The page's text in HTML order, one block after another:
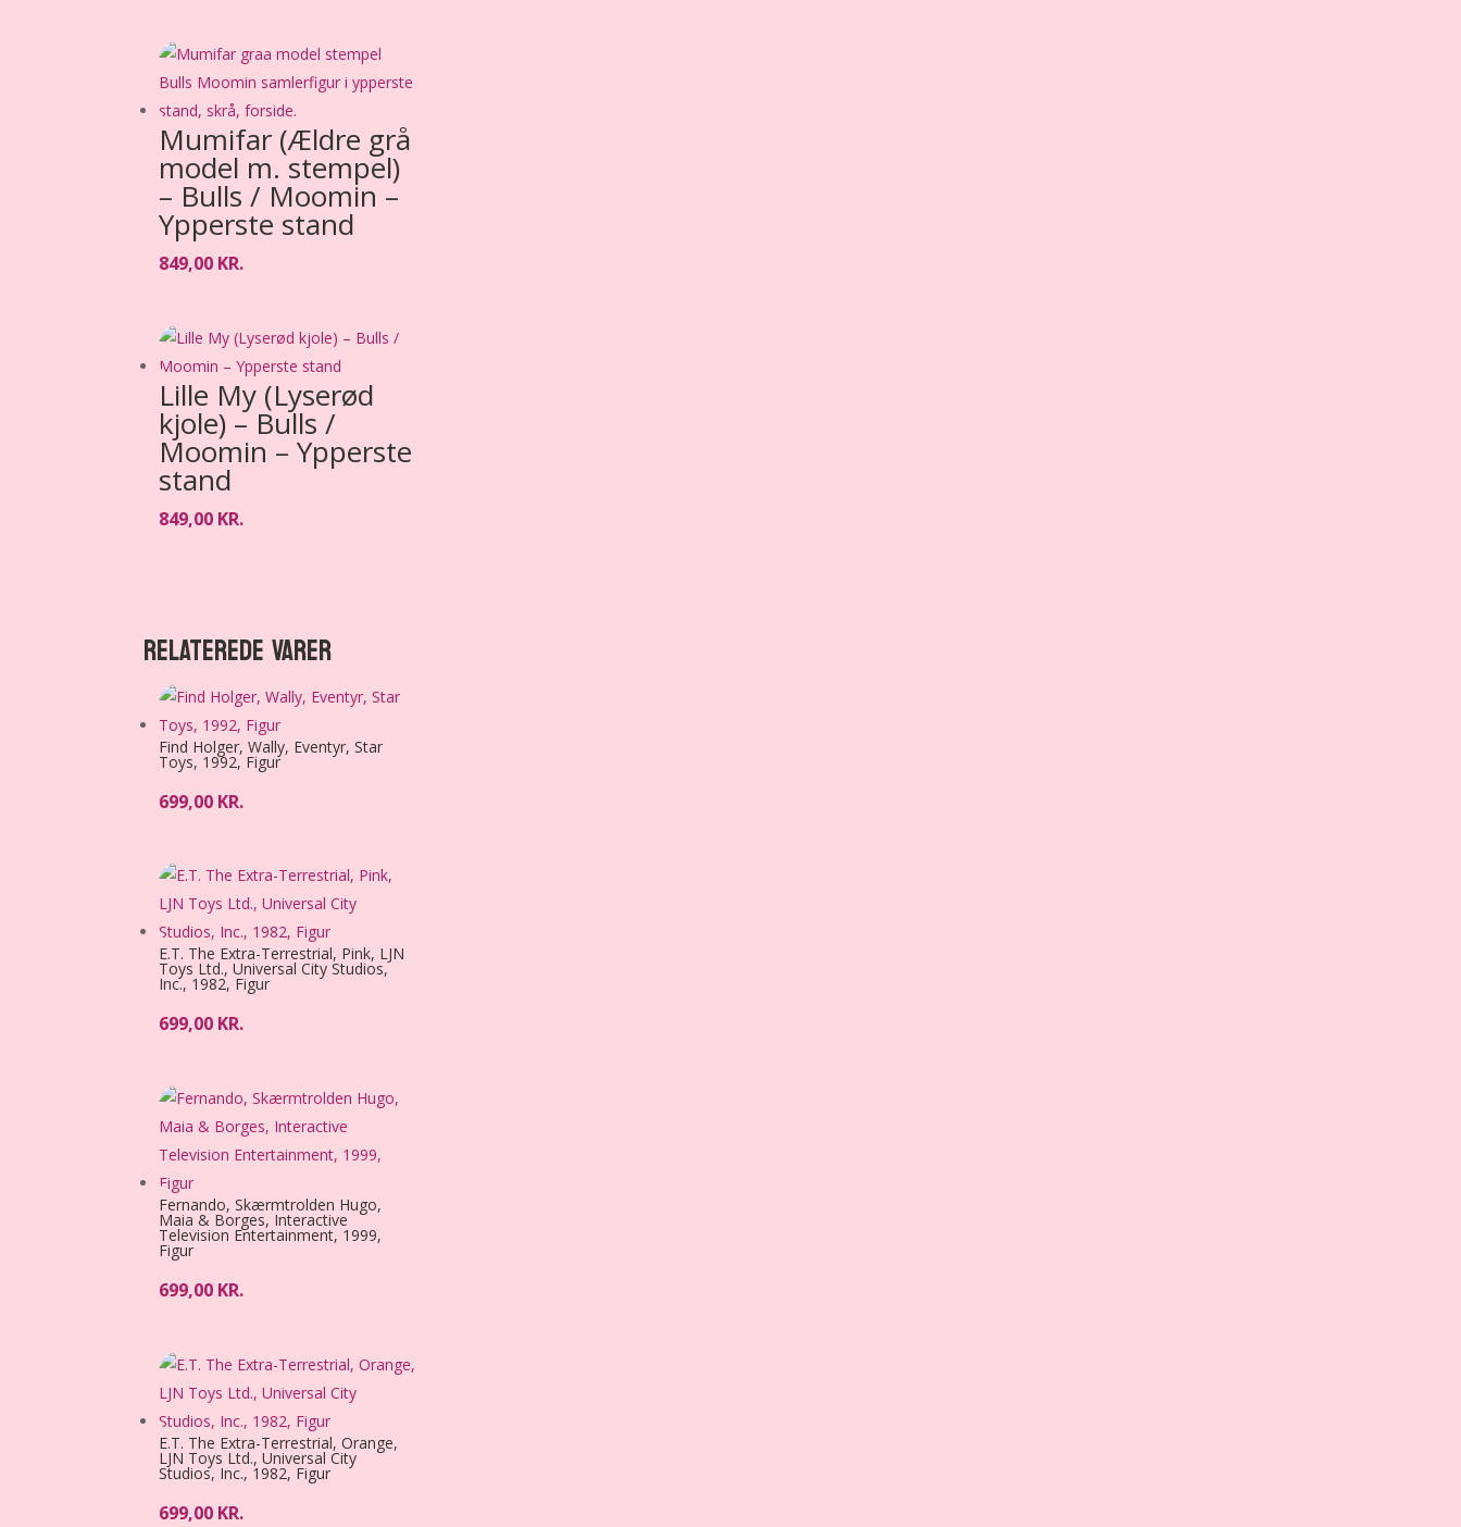
Mumifar (Ældre grå
model m. stempel)
– Bulls / Moomin –
Ypperste stand
849,00 KR.
Lille My (Lyserød
kjole) – Bulls /
Moomin – Ypperste
stand
849,00 KR.
RELATEREDE VARER
Find Holger, Wally, Eventyr, Star
Toys, 1992, Figur
699,00 KR.
E.T. The Extra-Terrestrial, Pink, LJN
Toys Ltd., Universal City Studios,
Inc., 1982, Figur
699,00 KR.
Fernando, Skærmtrolden Hugo,
Maia & Borges, Interactive
Television Entertainment, 1999,
Figur
699,00 KR.
E.T. The Extra-Terrestrial, Orange,
LJN Toys Ltd., Universal City
Studios, Inc., 1982, Figur
699,00 KR.